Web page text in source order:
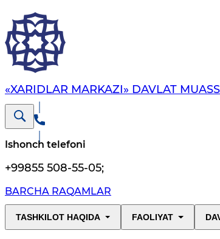
«XARIDLAR MARKAZI» DAVLAT
Ishonch telefoni
+99855 508-55-05;
BARCHA RAQAMLAR
TASHKILOT HAQIDA FAOLIYAT